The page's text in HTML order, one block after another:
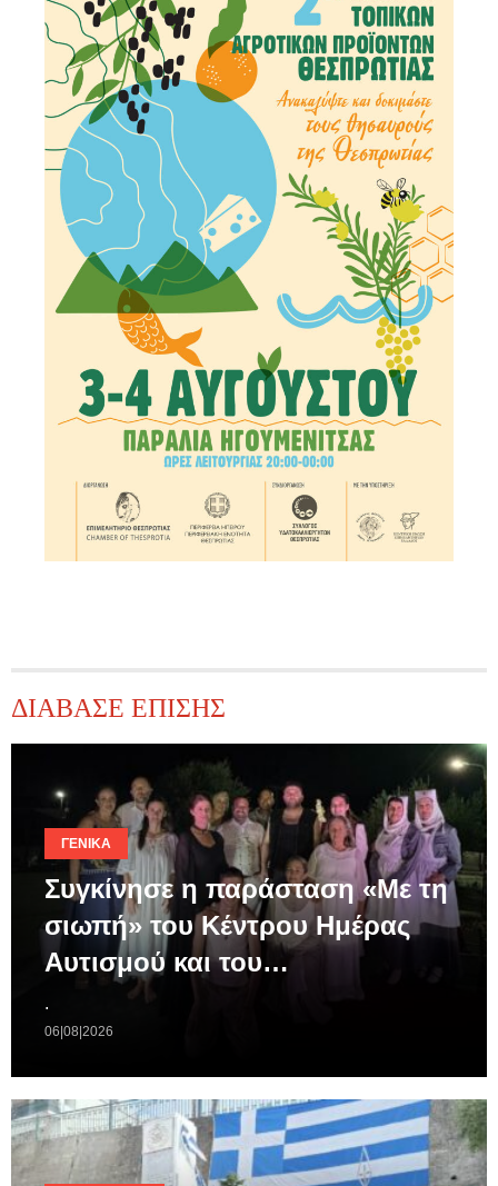
ΔΙΑΒΑΣΕ ΕΠΙΣΗΣ
ΓΕΝΙΚΆ
Συγκίνησε η παράσταση «Με τη
σιωπή» του Κέντρου Ημέρας
Αυτισμού και του…
.
06|08|2026